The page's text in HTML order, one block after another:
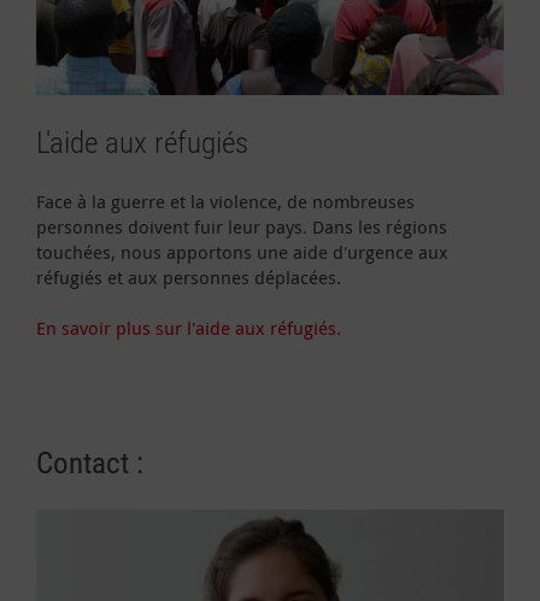
L'aide aux réfugiés
Face à la guerre et la violence, de nombreuses
personnes doivent fuir leur pays. Dans les régions
touchées, nous apportons une aide d'urgence aux
réfugiés et aux personnes déplacées.
En savoir plus sur l'aide aux réfugiés.
Contact :